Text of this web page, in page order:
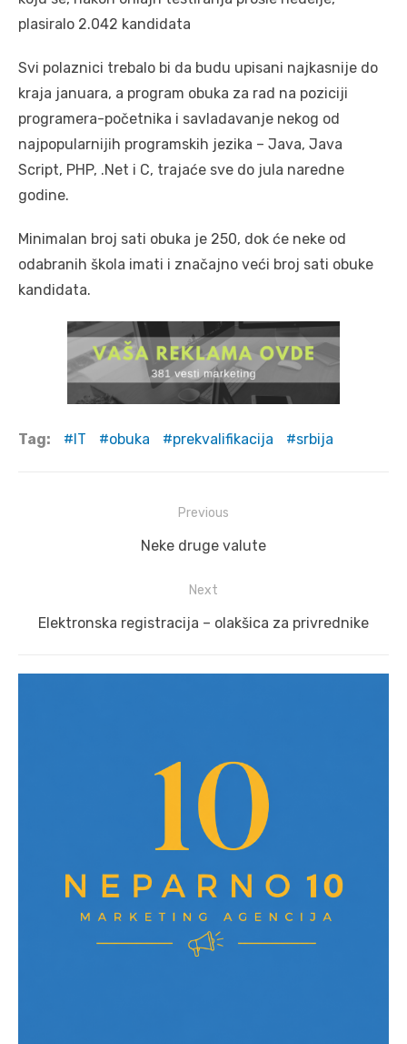
plasiralo 2.042 kandidata
Svi polaznici trebalo bi da budu upisani najkasnije do
kraja januara, a program obuka za rad na poziciji
programera-početnika i savladavanje nekog od
najpopularnijih programskih jezika – Java, Java
Script, PHP, .Net i C, trajaće sve do jula naredne
godine.
Minimalan broj sati obuka je 250, dok će neke od
odabranih škola imati i značajno veći broj sati obuke
kandidata.
Tag: IT obuka prekvalifikacija srbija
Previous
Previous
Neke druge valute
Next
Next
Elektronska registracija – olakšica za privrednike